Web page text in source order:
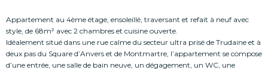
Appartement au 4ème étage, ensoleillé, traversant et refait à neuf avec
style, de 68m² avec 2 chambres et cuisine ouverte.
Idéalement situé dans une rue calme du secteur ultra prisé de Trudaine et à
deux pas du Square d’Anvers et de Montmartre, l’appartement se compose
d’une entrée, une salle de bain neuve, un dégagement, un WC, une